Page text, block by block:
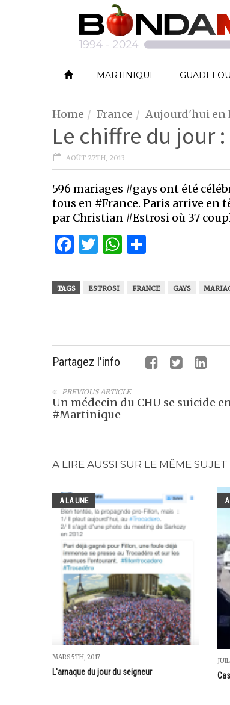
MARTINIQUE
Home France Aujourd'hui en
Le chiffre du jour :
AOÛT 27TH, 2013
596 mariages #gays ont été
tous en #France. Paris arrive en
par Christian #Estrosi où 37
Facebook
Twitter
WhatsApp
TAGS ESTROSI FRANCE GAYS
Partagez l'info
PREVIOUS ARTICLE
Un médecin du CHU se suicide
#Martinique
A LIRE AUSSI SUR LE MÊME SUJET
A LA UNE
MARS 5TH, 2017
L'arnaque du jour du seigneur